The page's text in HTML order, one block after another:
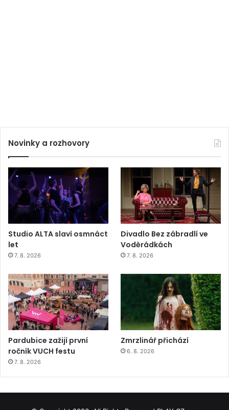
Novinky a rozhovory
Studio ALTA slaví osmnáct
let
7. 8. 2026
Divadlo Bez zábradlí ve
Voděrádkách
7. 8. 2026
Pardubice zažijí první
ročník VUCH festu
7. 8. 2026
Zmrzlinář přichází
6. 8. 2026